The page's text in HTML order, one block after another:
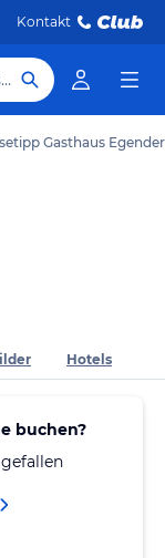
Kontakt
Hotel, Reiseziel
Gasthaus Egender
Hotels
buchen?